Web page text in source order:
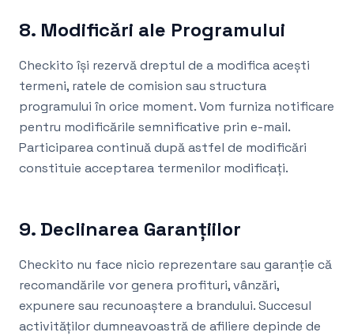
8. Modificări ale Programului
Checkito își rezervă dreptul de a modifica acești
termeni, ratele de comision sau structura
programului în orice moment. Vom furniza notificare
pentru modificările semnificative prin e-mail.
Participarea continuă după astfel de modificări
constituie acceptarea termenilor modificați.
9. Declinarea Garanțiilor
Checkito nu face nicio reprezentare sau garanție că
recomandările vor genera profituri, vânzări,
expunere sau recunoaștere a brandului. Succesul
activităților dumneavoastră de afiliere depinde de